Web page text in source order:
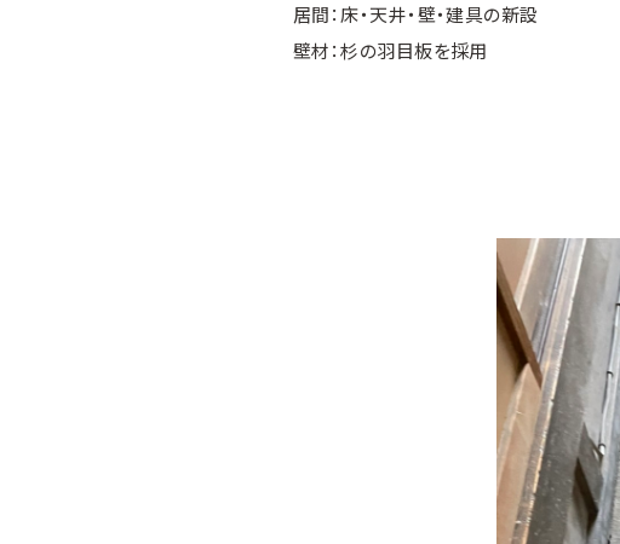
居間：床・天井・壁・建具の新設
壁材：杉の羽目板を採用